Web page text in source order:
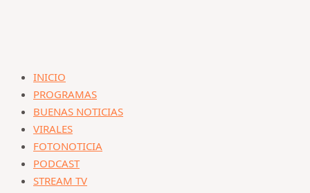
INICIO
PROGRAMAS
BUENAS NOTICIAS
VIRALES
FOTONOTICIA
PODCAST
STREAM TV